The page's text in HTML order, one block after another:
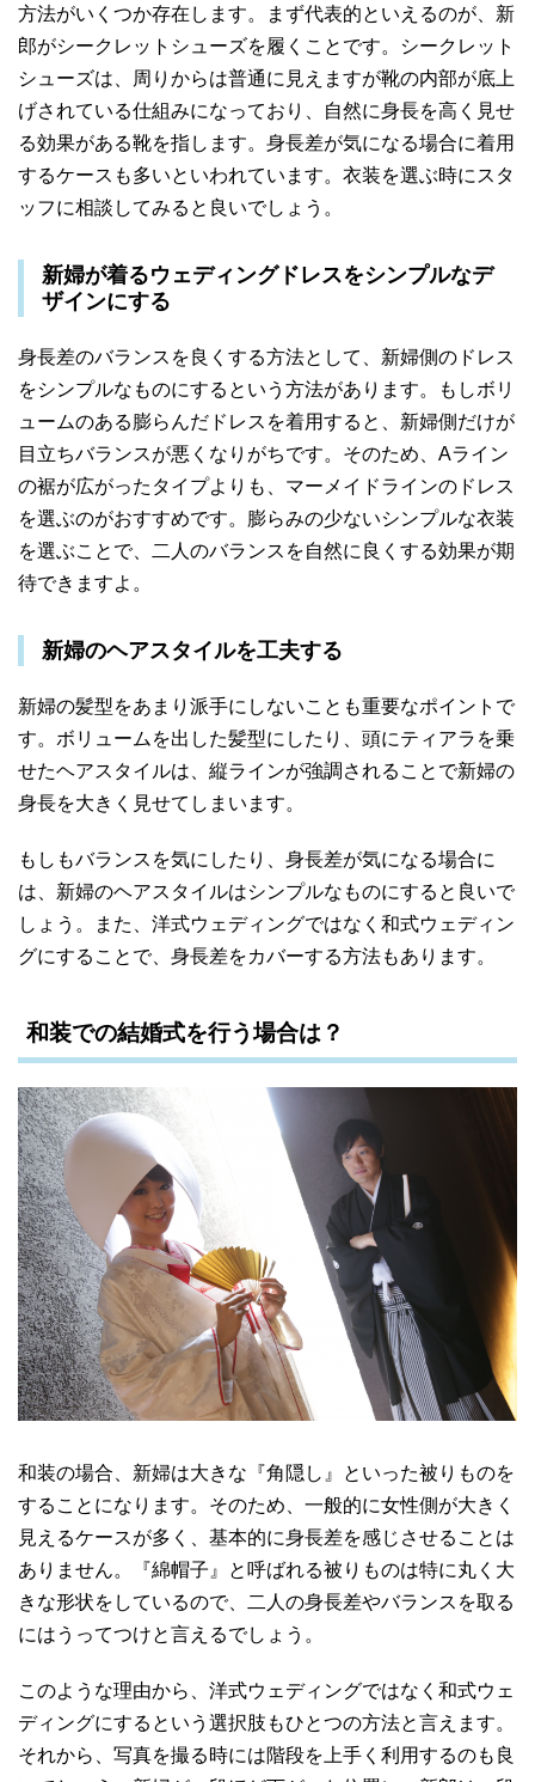
方法がいくつか存在します。まず代表的といえるのが、新
郎がシークレットシューズを履くことです。シークレット
シューズは、周りからは普通に見えますが靴の内部が底上
げされている仕組みになっており、自然に身長を高く見せ
る効果がある靴を指します。身長差が気になる場合に着用
するケースも多いといわれています。衣装を選ぶ時にスタ
ッフに相談してみると良いでしょう。
新婦が着るウェディングドレスをシンプルなデ
ザインにする
身長差のバランスを良くする方法として、新婦側のドレス
をシンプルなものにするという方法があります。もしボリ
ュームのある膨らんだドレスを着用すると、新婦側だけが
目立ちバランスが悪くなりがちです。そのため、Aライン
の裾が広がったタイプよりも、マーメイドラインのドレス
を選ぶのがおすすめです。膨らみの少ないシンプルな衣装
を選ぶことで、二人のバランスを自然に良くする効果が期
待できますよ。
新婦のヘアスタイルを工夫する
新婦の髪型をあまり派手にしないことも重要なポイントで
す。ボリュームを出した髪型にしたり、頭にティアラを乗
せたヘアスタイルは、縦ラインが強調されることで新婦の
身長を大きく見せてしまいます。
もしもバランスを気にしたり、身長差が気になる場合に
は、新婦のヘアスタイルはシンプルなものにすると良いで
しょう。また、洋式ウェディングではなく和式ウェディン
グにすることで、身長差をカバーする方法もあります。
和装での結婚式を行う場合は？
和装の場合、新婦は大きな『角隠し』といった被りものを
することになります。そのため、一般的に女性側が大きく
見えるケースが多く、基本的に身長差を感じさせることは
ありません。『綿帽子』と呼ばれる被りものは特に丸く大
きな形状をしているので、二人の身長差やバランスを取る
にはうってつけと言えるでしょう。
このような理由から、洋式ウェディングではなく和式ウェ
ディングにするという選択肢もひとつの方法と言えます。
それから、写真を撮る時には階段を上手く利用するのも良